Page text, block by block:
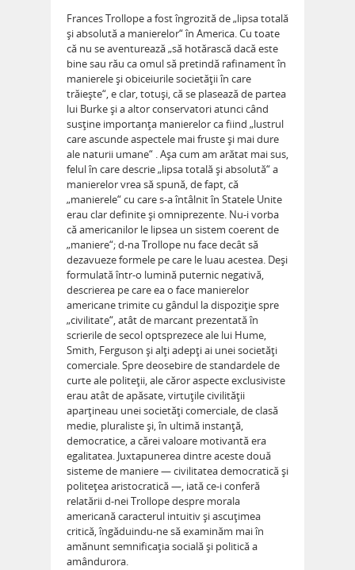
Frances Trollope a fost îngrozită de „lipsa totală
şi absolută a manierelor“ în America. Cu toate
că nu se aventurează „să hotărască dacă este
bine sau rău ca omul să pretindă rafinament în
manierele şi obiceiurile societăţii în care
trăieşte“, e clar, totuşi, că se plasează de partea
lui Burke şi a altor conservatori atunci când
susţine importanţa manierelor ca fiind „lustrul
care ascunde aspectele mai fruste şi mai dure
ale naturii umane“ . Aşa cum am arătat mai sus,
felul în care descrie „lipsa totală şi absolută“ a
manierelor vrea să spună, de fapt, că
„manierele“ cu care s-a întâlnit în Statele Unite
erau clar definite şi omniprezente. Nu-i vorba
că americanilor le lipsea un sistem coerent de
„maniere“; d-na Trollope nu face decât să
dezavueze formele pe care le luau acestea. Deşi
formulată într-o lumină puternic negativă,
descrierea pe care ea o face manierelor
americane trimite cu gândul la dispoziţie spre
„civilitate“, atât de marcant prezentată în
scrierile de secol optsprezece ale lui Hume,
Smith, Ferguson şi alţi adepţi ai unei societăţi
comerciale. Spre deosebire de standardele de
curte ale politeţii, ale căror aspecte exclusiviste
erau atât de apăsate, virtuţile civilităţii
aparţineau unei societăţi comerciale, de clasă
medie, pluraliste şi, în ultimă instanţă,
democratice, a cărei valoare motivantă era
egalitatea. Juxtapunerea dintre aceste două
sisteme de maniere — civilitatea democratică şi
politeţea aristocratică —, iată ce-i conferă
relatării d-nei Trollope despre morala
americană caracterul intuitiv şi ascuţimea
critică, îngăduindu-ne să examinăm mai în
amănunt semnificaţia socială şi politică a
amândurora.